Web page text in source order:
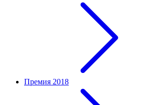
Премия 2018